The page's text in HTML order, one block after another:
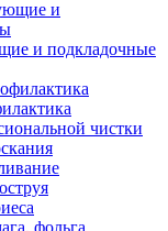
и подкладочные
чистки